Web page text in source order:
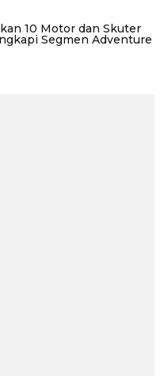
10 Motor dan Skuter
Segmen Adventure